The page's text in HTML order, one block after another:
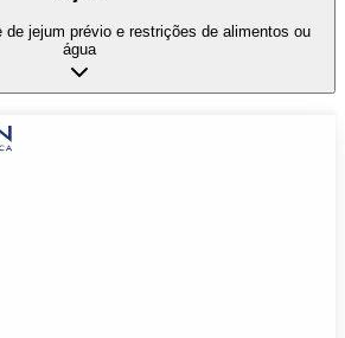
de jejum prévio e restrições de alimentos ou
água